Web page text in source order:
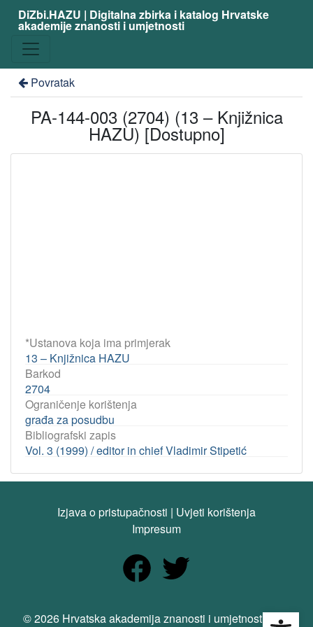
DiZbi.HAZU | Digitalna zbirka i katalog Hrvatske
akademije znanosti i umjetnosti
Povratak
PA-144-003 (2704) (13 – Knjižnica
HAZU) [Dostupno]
*Ustanova koja ima primjerak
13 – Knjižnica HAZU
Barkod
2704
Ograničenje korištenja
građa za posudbu
Bibliografski zapis
Vol. 3 (1999) / editor in chief Vladimir Stipetić
Izjava o pristupačnosti | Uvjeti korištenja
Impresum
© 2026 Hrvatska akademija znanosti i umjetnosti. Sva